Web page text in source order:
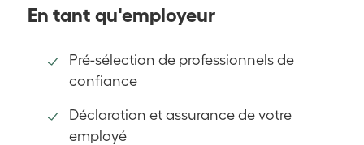
En tant qu'employeur
Pré-sélection de professionnels de
confiance
Déclaration et assurance de votre
employé